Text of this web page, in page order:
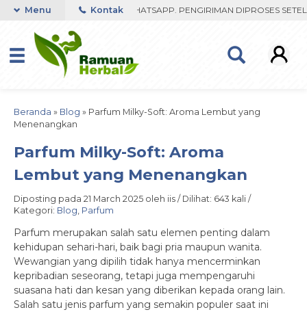
RESPON ORDER VIA WHATSAPP. PENGIRIMAN DIPROSES
Menu Kontak
Beranda » Blog » Parfum Milky-Soft: Aroma Lembut yang
Menenangkan
Parfum Milky-Soft: Aroma
Lembut yang Menenangkan
Diposting pada 21 March 2025 oleh iis / Dilihat: 643 kali /
Kategori: Blog, Parfum
Parfum merupakan salah satu elemen penting dalam
kehidupan sehari-hari, baik bagi pria maupun wanita.
Wewangian yang dipilih tidak hanya mencerminkan
kepribadian seseorang, tetapi juga mempengaruhi
suasana hati dan kesan yang diberikan kepada orang lain.
Salah satu jenis parfum yang semakin populer saat ini